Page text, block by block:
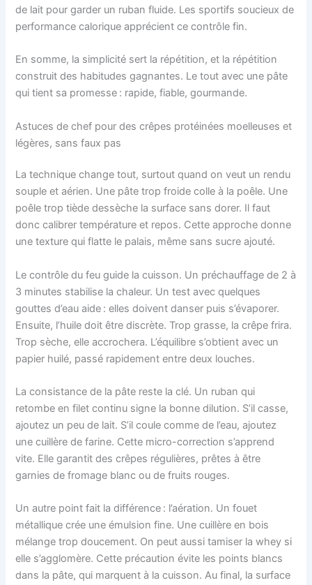
de lait pour garder un ruban fluide. Les sportifs soucieux de
performance calorique apprécient ce contrôle fin.
En somme, la simplicité sert la répétition, et la répétition
construit des habitudes gagnantes. Le tout avec une pâte
qui tient sa promesse : rapide, fiable, gourmande.
Astuces de chef pour des crêpes protéinées moelleuses et
légères, sans faux pas
La technique change tout, surtout quand on veut un rendu
souple et aérien. Une pâte trop froide colle à la poêle. Une
poêle trop tiède dessèche la surface sans dorer. Il faut
donc calibrer température et repos. Cette approche donne
une texture qui flatte le palais, même sans sucre ajouté.
Le contrôle du feu guide la cuisson. Un préchauffage de 2 à
3 minutes stabilise la chaleur. Un test avec quelques
gouttes d’eau aide : elles doivent danser puis s’évaporer.
Ensuite, l’huile doit être discrète. Trop grasse, la crêpe frira.
Trop sèche, elle accrochera. L’équilibre s’obtient avec un
papier huilé, passé rapidement entre deux louches.
La consistance de la pâte reste la clé. Un ruban qui
retombe en filet continu signe la bonne dilution. S’il casse,
ajoutez un peu de lait. S’il coule comme de l’eau, ajoutez
une cuillère de farine. Cette micro-correction s’apprend
vite. Elle garantit des crêpes régulières, prêtes à être
garnies de fromage blanc ou de fruits rouges.
Un autre point fait la différence : l’aération. Un fouet
métallique crée une émulsion fine. Une cuillère en bois
mélange trop doucement. On peut aussi tamiser la whey si
elle s’agglomère. Cette précaution évite les points blancs
dans la pâte, qui marquent à la cuisson. Au final, la surface